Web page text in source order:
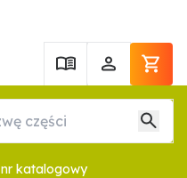
nr katalogowy